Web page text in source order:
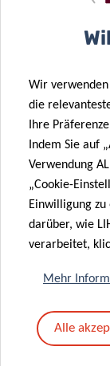
Nachricht
Mit dem
sich
Wir
die
Ihre
Indem Sie auf
Verwendung
„Cookie-
Einwilligung
darüber, wie
verarbeitet,
Mehr
Alle